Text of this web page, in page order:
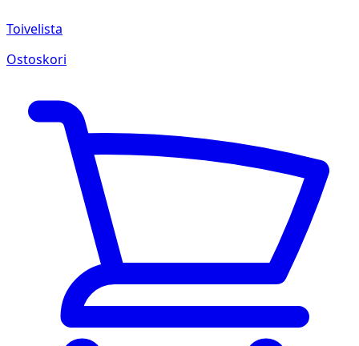
Toivelista
Ostoskori